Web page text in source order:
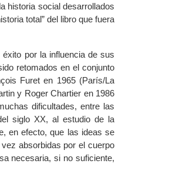
historia social desarrollados
total” del libro que fuera
por la influencia de sus
retomados en el conjunto
Furet en 1965 (París/La
y Roger Chartier en 1986
dificultades, entre las
siglo XX, al estudio de la
en efecto, que las ideas se
absorbidas por el cuerpo
necesaria, si no suficiente,